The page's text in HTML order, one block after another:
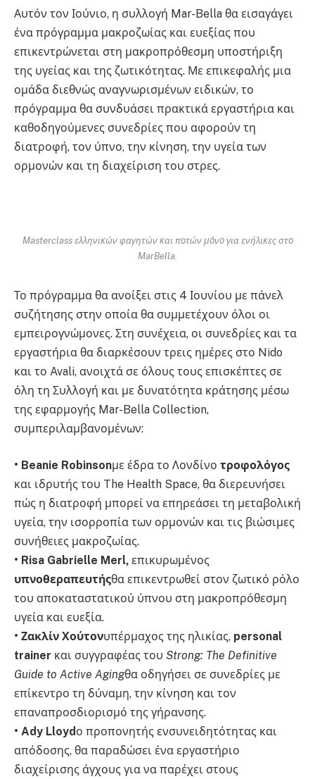
Αυτόν τον Ιούνιο, η συλλογή Mar-Bella θα εισαγάγει
ένα πρόγραμμα μακροζωίας και ευεξίας που
επικεντρώνεται στη μακροπρόθεσμη υποστήριξη
της υγείας και της ζωτικότητας. Με επικεφαλής μια
ομάδα διεθνώς αναγνωρισμένων ειδικών, το
πρόγραμμα θα συνδυάσει πρακτικά εργαστήρια και
καθοδηγούμενες συνεδρίες που αφορούν τη
διατροφή, τον ύπνο, την κίνηση, την υγεία των
ορμονών και τη διαχείριση του στρες.
Masterclass ελληνικών φαγητών και ποτών μόνο για ενήλικες στο
MarBella.
Το πρόγραμμα θα ανοίξει στις 4 Ιουνίου με πάνελ
συζήτησης στην οποία θα συμμετέχουν όλοι οι
εμπειρογνώμονες. Στη συνέχεια, οι συνεδρίες και τα
εργαστήρια θα διαρκέσουν τρεις ημέρες στο Nido
και το Avali, ανοιχτά σε όλους τους επισκέπτες σε
όλη τη Συλλογή και με δυνατότητα κράτησης μέσω
της εφαρμογής Mar-Bella Collection,
συμπεριλαμβανομένων:
• Beanie Robinsonμε έδρα το Λονδίνο τροφολόγος
και ιδρυτής του The Health Space, θα διερευνήσει
πώς η διατροφή μπορεί να επηρεάσει τη μεταβολική
υγεία, την ισορροπία των ορμονών και τις βιώσιμες
συνήθειες μακροζωίας.
• Risa Gabrielle Merl, επικυρωμένος
υπνοθεραπευτήςθα επικεντρωθεί στον ζωτικό ρόλο
του αποκαταστατικού ύπνου στη μακροπρόθεσμη
υγεία και ευεξία.
• Ζακλίν Χούτονυπέρμαχος της ηλικίας, personal
trainer και συγγραφέας του Strong: The Definitive
Guide to Active Agingθα οδηγήσει σε συνεδρίες με
επίκεντρο τη δύναμη, την κίνηση και τον
επαναπροσδιορισμό της γήρανσης.
• Ady Lloydο προπονητής ενσυνειδητότητας και
απόδοσης, θα παραδώσει ένα εργαστήριο
διαχείρισης άγχους για να παρέχει στους